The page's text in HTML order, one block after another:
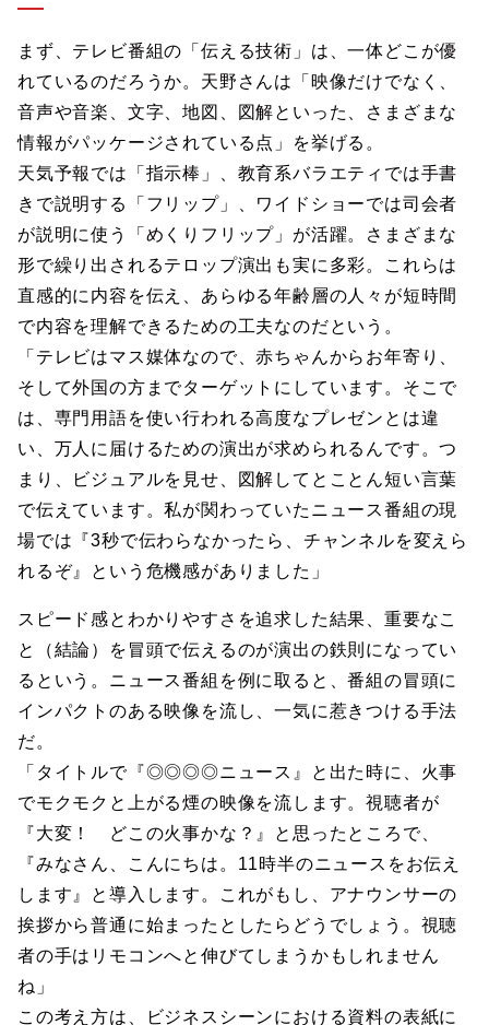
まず、テレビ番組の「伝える技術」は、一体どこが優
れているのだろうか。天野さんは「映像だけでなく、
音声や音楽、文字、地図、図解といった、さまざまな
情報がパッケージされている点」を挙げる。
天気予報では「指示棒」、教育系バラエティでは手書
きで説明する「フリップ」、ワイドショーでは司会者
が説明に使う「めくりフリップ」が活躍。さまざまな
形で繰り出されるテロップ演出も実に多彩。これらは
直感的に内容を伝え、あらゆる年齢層の人々が短時間
で内容を理解できるための工夫なのだという。
「テレビはマス媒体なので、赤ちゃんからお年寄り、
そして外国の方までターゲットにしています。そこで
は、専門用語を使い行われる高度なプレゼンとは違
い、万人に届けるための演出が求められるんです。つ
まり、ビジュアルを見せ、図解してとことん短い言葉
で伝えています。私が関わっていたニュース番組の現
場では『3秒で伝わらなかったら、チャンネルを変えら
れるぞ』という危機感がありました」
スピード感とわかりやすさを追求した結果、重要なこ
と（結論）を冒頭で伝えるのが演出の鉄則になってい
るという。ニュース番組を例に取ると、番組の冒頭に
インパクトのある映像を流し、一気に惹きつける手法
だ。
「タイトルで『◎◎◎◎ニュース』と出た時に、火事
でモクモクと上がる煙の映像を流します。視聴者が
『大変！ どこの火事かな？』と思ったところで、
『みなさん、こんにちは。11時半のニュースをお伝え
します』と導入します。これがもし、アナウンサーの
挨拶から普通に始まったとしたらどうでしょう。視聴
者の手はリモコンへと伸びてしまうかもしれません
ね」
この考え方は、ビジネスシーンにおける資料の表紙に